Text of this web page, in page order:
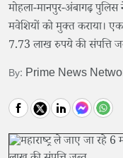
मोहला-मानपुर-अंबागढ़
मवेशियों को मुक्त कराया।
7.73 लाख रुपये की संपत्ति
By: Prime News